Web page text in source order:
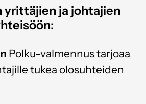
yrittäjien ja johtajien
Polku-valmennus tarjoaa
tukea olosuhteiden